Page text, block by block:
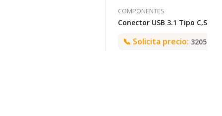
COMPONENTES
📞 Solicita precio: